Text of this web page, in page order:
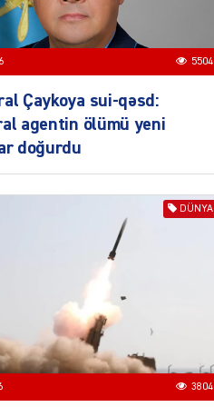
04.08.2026
04.08.2026
Müharibə Rusiyanın belini
bükür
4010
məşhur aktrisanın yeni
qazanc mənbəyi ortaya
çıxdı
04.08.2026 2176
5504
Çaykoya sui-qəsd:
agentin ölümü yeni
doğurdu
DÜNYA
3804